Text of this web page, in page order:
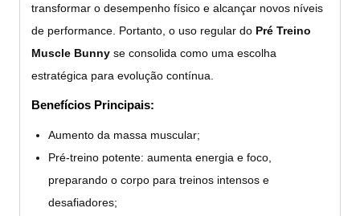
transformar o desempenho físico e alcançar novos níveis
de performance. Portanto, o uso regular do Pré Treino
Muscle Bunny se consolida como uma escolha
estratégica para evolução contínua.
Benefícios Principais:
Aumento da massa muscular;
Pré-treino potente: aumenta energia e foco,
preparando o corpo para treinos intensos e
desafiadores;